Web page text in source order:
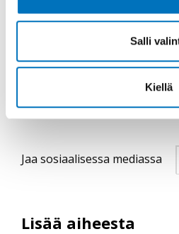
Salli
Kiellä
Kruunupuisto Oy:n
Peurunka Oy:n
Rokua Kuntoutuksen
Jaa sosiaalisessa mediassa
Lisää aiheesta